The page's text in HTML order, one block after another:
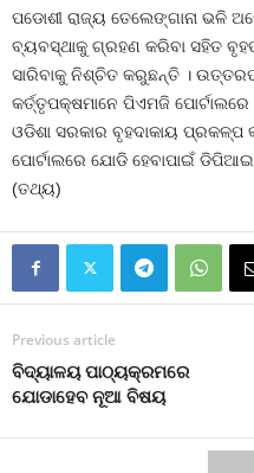
ପଡୋଶୀ ରାଜ୍ୟ ତେଲେଙ୍ଗାନା ଭଳି
ବ୍ୟବସ୍ଥାକୁ ଗ୍ରହଣ କରିବା ସହିତ
ସାରିବାକୁ ନିଶ୍ଚିତ କରୁଛନ୍ତି ।
କର୍ତ୍ତୃପକ୍ଷମାନେ ପିଏମଜି
ଓଡିଶା ସରକାର ବୃହଦାକାୟ ପ୍ରକଳ୍ପ
ପୋର୍ଟାଲରେ ଯୋଡି ହେବାପାଇଁ
(ତଥ୍ୟ)
Previous article
ବିଦ୍ୟାଳୟ ପାଠ୍ୟକ୍ରମରେ
ଯୋଡାହେବ ନୂଆ ବିଷୟ